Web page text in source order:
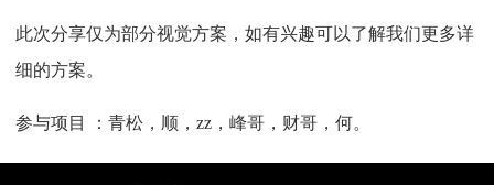
此次分享仅为部分视觉方案，如有兴趣可以了解我们更多详
细的方案。
参与项目 ：青松，顺，zz，峰哥，财哥，何。